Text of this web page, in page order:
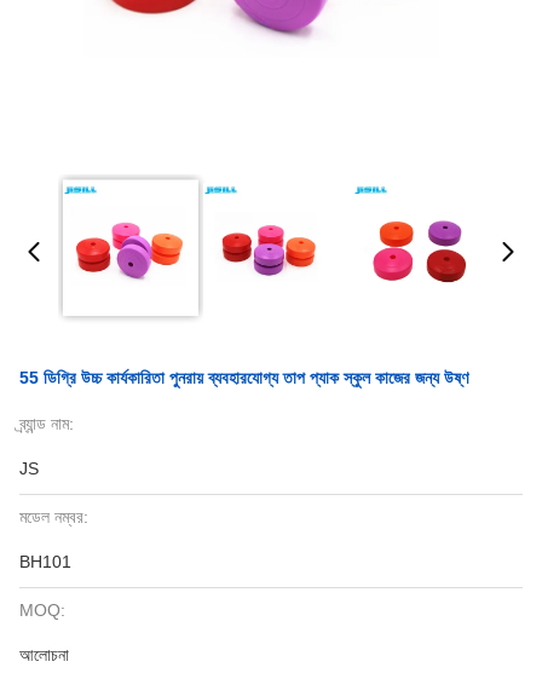
55 ডিগ্রি উচ্চ কার্যকারিতা পুনরায় ব্যবহারযোগ্য তাপ প্যাক স্কুল কাজের জন্য উষ্ণ
ব্র্যান্ড নাম:
JS
মডেল নম্বর:
BH101
MOQ:
আলোচনা